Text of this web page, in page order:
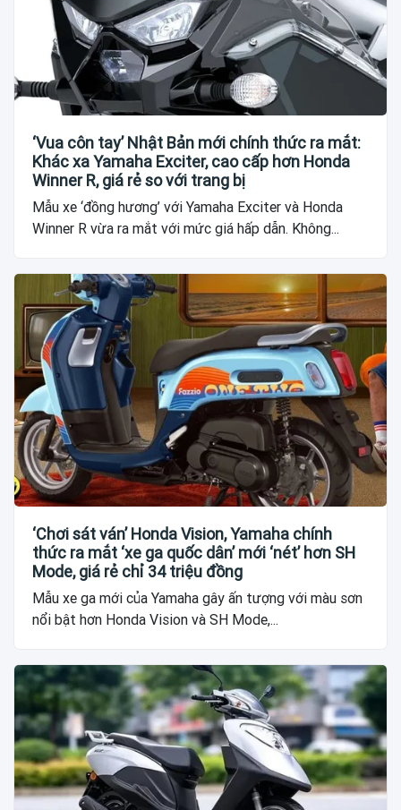
‘Vua côn tay’ Nhật Bản mới chính thức ra mắt:
Khác xa Yamaha Exciter, cao cấp hơn Honda
Winner R, giá rẻ so với trang bị
Mẫu xe ‘đồng hương’ với Yamaha Exciter và Honda
Winner R vừa ra mắt với mức giá hấp dẫn. Không...
‘Chơi sát ván’ Honda Vision, Yamaha chính
thức ra mắt ‘xe ga quốc dân’ mới ‘nét’ hơn SH
Mode, giá rẻ chỉ 34 triệu đồng
Mẫu xe ga mới của Yamaha gây ấn tượng với màu sơn
nổi bật hơn Honda Vision và SH Mode,...